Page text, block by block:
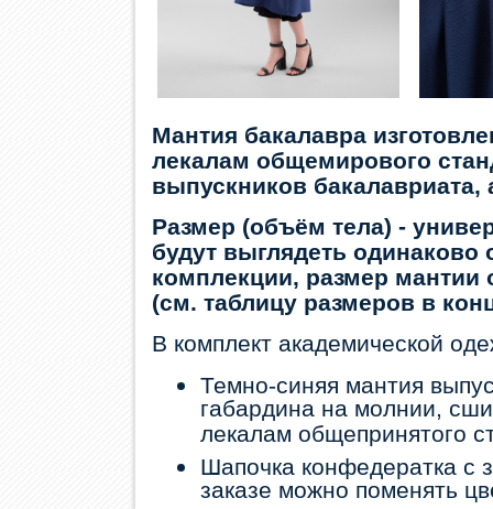
Мантия бакалавра
лекалам общемирового
выпускников бакалавриата,
Размер (объём тела) -
будут выглядеть одинаково
комплекции, размер мантии
(см. таблицу размеров в
В комплект академической
Темно-синяя мантия
габардина на молнии,
лекалам общепринятого
Шапочка конфедератка с
заказе можно поменять